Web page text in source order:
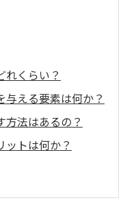
れくらい？
える要素は何か？
法はあるの？
ットは何か？